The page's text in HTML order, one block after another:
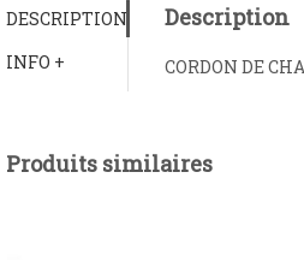
DESCRIPTION
INFO +
Description
CORDON DE
Produits similaires